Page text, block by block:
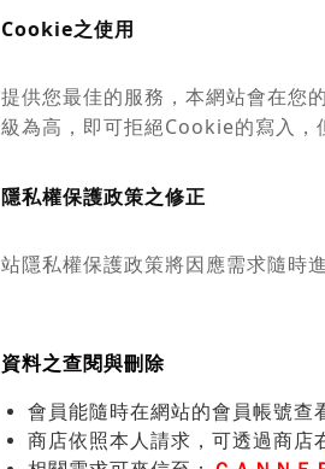
之使用
供您最佳的服務，本網站會在您
為高，即可拒絕Cookie的寫入，
私權保護政策之修正
隱私權保護政策將因應需求隨時
料之查閱與刪除
會員能隨時在網站的會員帳號查
商店依照本人請求，可透過商店